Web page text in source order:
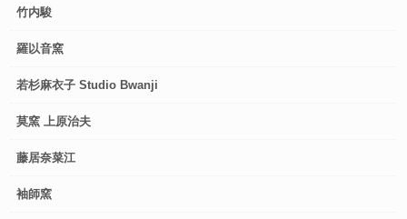
竹内駿
羅以音窯
若杉麻衣子 Studio Bwanji
莫窯 上原治夫
藤居奈菜江
袖師窯